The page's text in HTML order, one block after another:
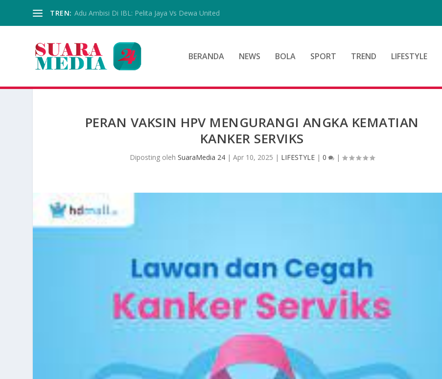
TREN: Adu Ambisi Di IBL: Pelita Jaya Vs Dewa United
BERANDA NEWS BOLA SPORT TREND LIFESTYLE
PERAN VAKSIN HPV MENGURANGI ANGKA KEMATIAN
KANKER SERVIKS
Diposting oleh SuaraMedia 24| Apr 10, 2025 | LIFESTYLE| 0 |